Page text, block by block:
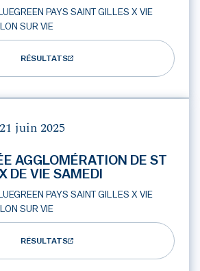
PAYS SAINT GILLES X VIE
SUR VIE
RÉSULTATS
juin 2025
AGGLOMÉRATION DE ST
DE VIE SAMEDI
PAYS SAINT GILLES X VIE
SUR VIE
RÉSULTATS